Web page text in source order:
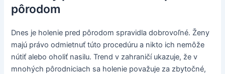
pôrodom
Dnes je holenie pred pôrodom spravidla dobrovoľné. Ženy
majú právo odmietnuť túto procedúru a nikto ich nemôže
nútiť alebo oholiť nasilu. Trend v zahraničí ukazuje, že v
mnohých pôrodniciach sa holenie považuje za zbytočné,